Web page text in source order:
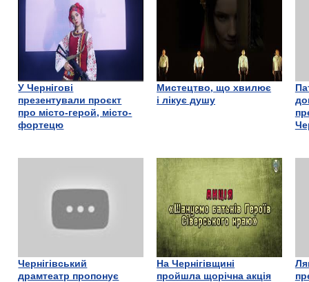
У Чернігові
презентували проєкт
про місто-герой, місто-
фортецю
Мистецтво, що хвилює
і лікує душу
Чернігівський
драмтеатр пропонує
На Чернігівщині
пройшла щорічна акція